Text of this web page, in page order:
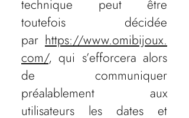
technique peut être
toutefois décidée
par https://www.omibijoux.
com/, qui s’efforcera alors
de communiquer
préalablement aux
utilisateurs les dates et